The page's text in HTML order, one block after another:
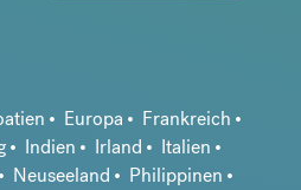
Europa
Frankreich
Indien Irland
Italien
Neuseeland
Philippinen